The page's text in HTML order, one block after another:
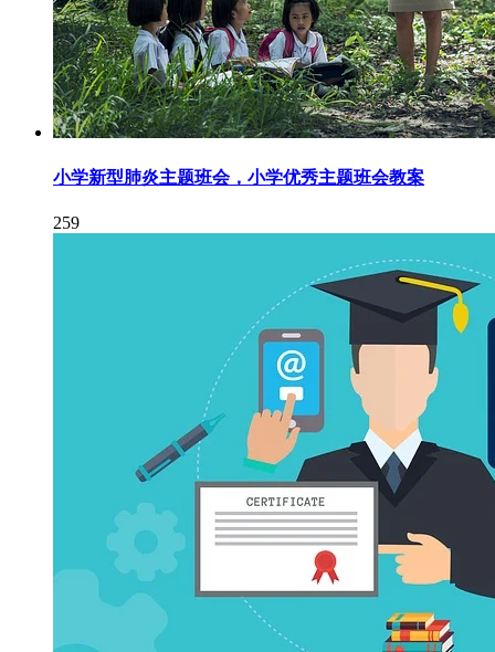
小学新型肺炎主题班会，小学优秀主题班会教案
259